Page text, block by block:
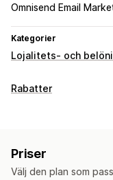
Omnisend Email
Kategorier
Lojalitets- och
Programtyper
Belöningar som du
Rabatter
Rabattbelopp
Fri frakt
Priser
Välj den plan som